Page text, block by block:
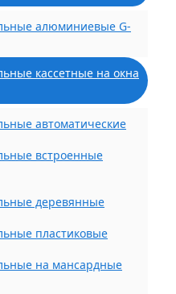
алюминиевые G-
кассетные на окна
автоматические
встроенные
деревянные
пластиковые
на мансардные